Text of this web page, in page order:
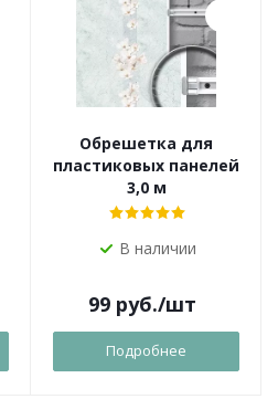
Обрешетка для
пластиковых панелей
3,0 м
В наличии
99 руб./шт
Подробнее